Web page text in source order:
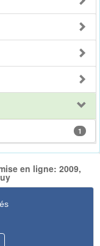
1
en ligne: 2009,